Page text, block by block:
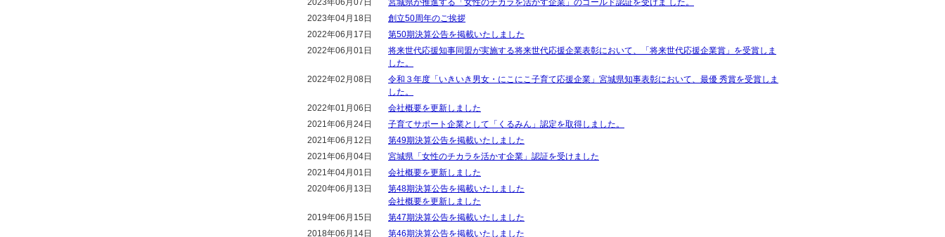
2023年06月07日
宮城県が推進する「女性のチカラを活かす企業」のゴールド認証を受けま した。
2023年04月18日
創立50周年のご挨拶
2022年06月17日
第50期決算公告を掲載いたしました
2022年06月01日
将来世代応援知事同盟が実施する将来世代応援企業表彰において、「将来世代応援企業賞」を受賞しま
した。
2022年02月08日
令和３年度「いきいき男女・にこにこ子育て応援企業」宮城県知事表彰において、最優 秀賞を受賞しま
した。
2022年01月06日
会社概要を更新しました
2021年06月24日
子育てサポート企業として「くるみん」認定を取得しました。
2021年06月12日
第49期決算公告を掲載いたしました
2021年06月04日
宮城県「女性のチカラを活かす企業」認証を受けました
2021年04月01日
会社概要を更新しました
2020年06月13日
第48期決算公告を掲載いたしました
会社概要を更新しました
2019年06月15日
第47期決算公告を掲載いたしました
2018年06月14日
第46期決算公告を掲載いたしました